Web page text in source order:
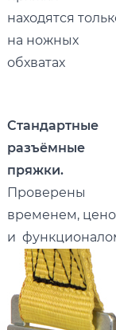
находятся
на ножных
обхватах
Стандартные
разъёмные
пряжки.
Проверены
временем,
и